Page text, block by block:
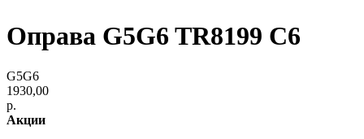
Оправа G5G6 TR8199 С6
G5G6
1930,00
р.
Акции